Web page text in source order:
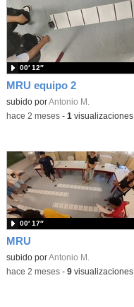
MRU equipo 2
Contenido educativo.
subido porAntonio M.
00′ 12″
-hace 2 meses- 1 visualizaciones
MRU
Contenido educativo.
subido porAntonio M.
00′ 17″
-hace 2 meses- 9visualizaciones